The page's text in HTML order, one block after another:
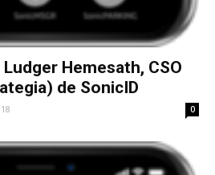
Hemesath, CSO
de SonicID
0